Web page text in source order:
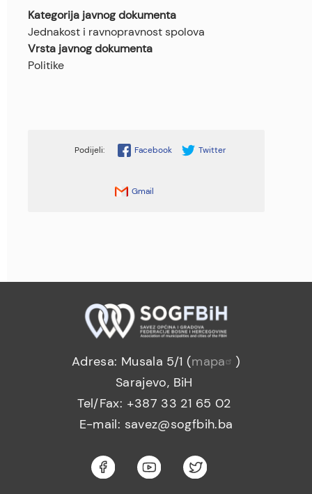
Kategorija javnog dokumenta
Jednakost i ravnopravnost spolova
Vrsta javnog dokumenta
Politike
Facebook Twitter
Gmail
Adresa: Musala 5/1 (mapa
)
Sarajevo, BiH
Tel/Fax: +387 33 21 65 02
E-mail: savez@sogfbih.ba